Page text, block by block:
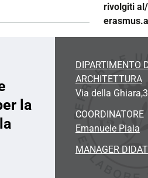
rivolgiti
la
DIPARTIMENTO
ARCHITETTURA
Via della
COORDINATORE
Emanuele Piaia
MANAGER